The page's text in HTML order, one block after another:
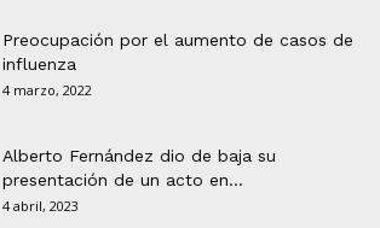
Preocupación por el aumento de casos de
influenza
4 marzo, 2022
Alberto Fernández dio de baja su
presentación de un acto en...
4 abril, 2023